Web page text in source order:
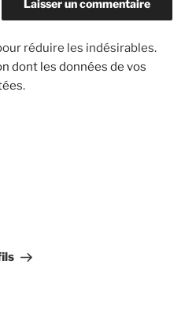
réduire les indésirables.
dont les données de vos
.